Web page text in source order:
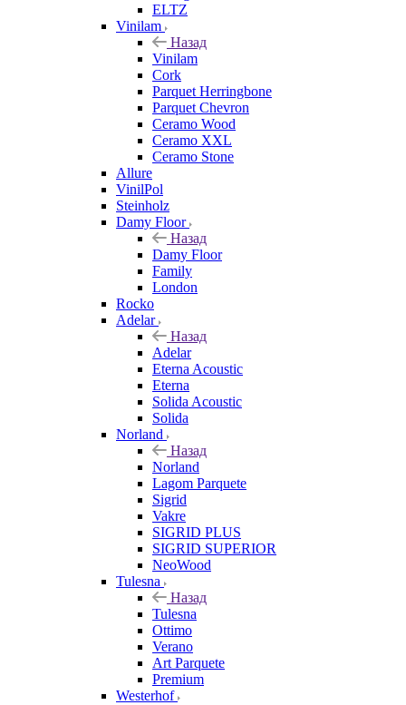
ELTZ
Vinilam
Назад
Vinilam
Cork
Parquet Herringbone
Parquet Chevron
Ceramo Wood
Ceramo XXL
Ceramo Stone
Allure
VinilPol
Steinholz
Damy Floor
Назад
Damy Floor
Family
London
Rocko
Adelar
Назад
Adelar
Eterna Acoustic
Eterna
Solida Acoustic
Solida
Norland
Назад
Norland
Lagom Parquete
Sigrid
Vakre
SIGRID PLUS
SIGRID SUPERIOR
NeoWood
Tulesna
Назад
Tulesna
Ottimo
Verano
Art Parquete
Premium
Westerhof